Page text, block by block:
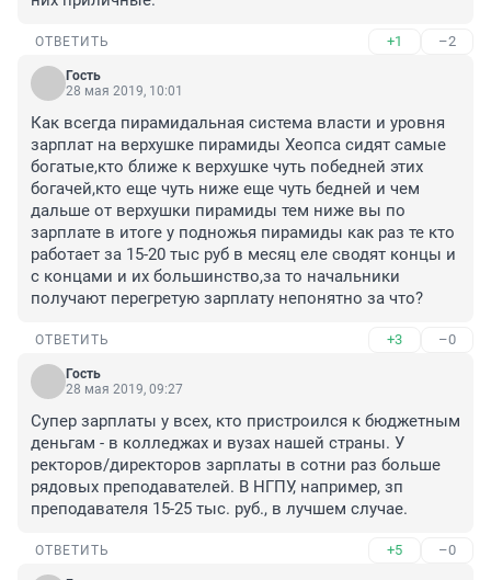
ОТВЕТИТЬ +1 –2
Гость
28 мая 2019, 10:01
Как всегда пирамидальная система власти и уровня
зарплат на верхушке пирамиды Хеопса сидят самые
богатые,кто ближе к верхушке чуть победней этих
богачей,кто еще чуть ниже еще чуть бедней и чем
дальше от верхушки пирамиды тем ниже вы по
зарплате в итоге у подножья пирамиды как раз те кто
работает за 15-20 тыс руб в месяц еле сводят концы и
с концами и их большинство,за то начальники
получают перегретую зарплату непонятно за что?
ОТВЕТИТЬ +3 –0
Гость
28 мая 2019, 09:27
Супер зарплаты у всех, кто пристроился к бюджетным
деньгам - в колледжах и вузах нашей страны. У
ректоров/директоров зарплаты в сотни раз больше
рядовых преподавателей. В НГПУ, например, зп
преподавателя 15-25 тыс. руб., в лучшем случае.
ОТВЕТИТЬ +5 –0